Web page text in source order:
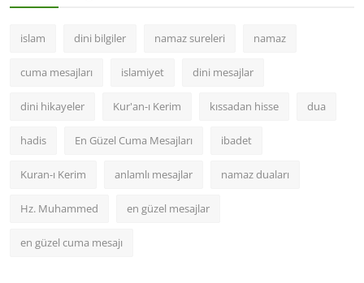
islam dini bilgiler namaz sureleri namaz
cuma mesajları islamiyet dini mesajlar
dini hikayeler Kur'an-ı Kerim kıssadan hisse dua
hadis En Güzel Cuma Mesajları ibadet
Kuran-ı Kerim anlamlı mesajlar namaz duaları
Hz. Muhammed en güzel mesajlar
en güzel cuma mesajı